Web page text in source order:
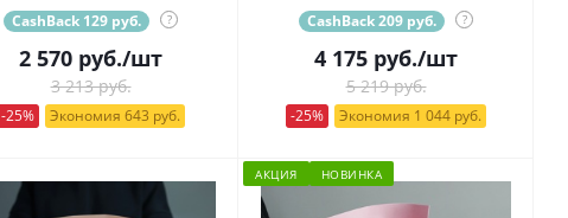
CashBack 129 руб. ?
2 570 руб./шт
3 213 руб.
-25% Экономия 643 руб.
CashBack 209 руб. ?
4 175 руб./шт
5 219 руб.
-25% Экономия 1 044 руб.
АКЦИЯ НОВИНКА